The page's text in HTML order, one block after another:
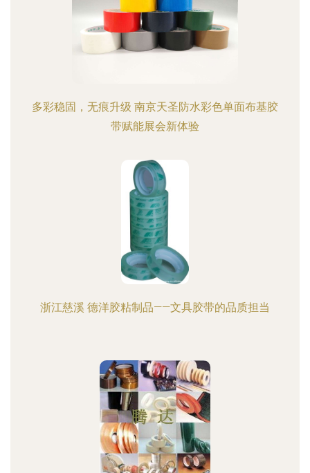
多彩稳固，无痕升级 南京天圣防水彩色单面布基胶
带赋能展会新体验
浙江慈溪 德洋胶粘制品——文具胶带的品质担当